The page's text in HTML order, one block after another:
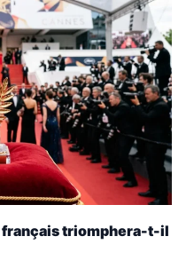
français triomphera-t-il